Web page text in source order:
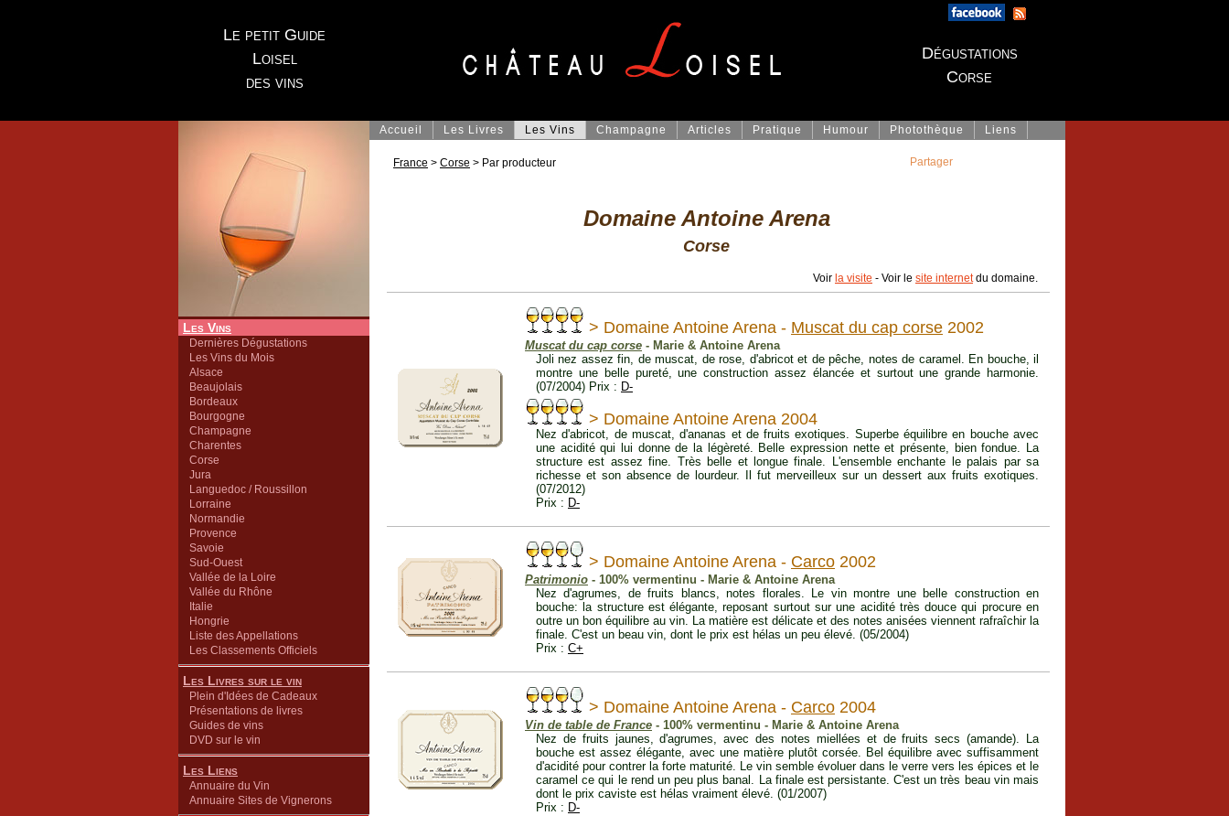
Le petit Guide
Loisel
des vins
Dégustations
Corse
Les Vins
Dernières Dégustations
Les Vins du Mois
Alsace
Beaujolais
Bordeaux
Bourgogne
Champagne
Charentes
Corse
Jura
Languedoc / Roussillon
Lorraine
Normandie
Provence
Savoie
Sud-Ouest
Vallée de la Loire
Vallée du Rhône
Italie
Hongrie
Liste des Appellations
Les Classements Officiels
Les Livres sur le vin
Plein d'Idées de Cadeaux
Présentations de livres
Guides de vins
DVD sur le vin
Les Liens
Annuaire du Vin
Annuaire Sites de Vignerons
Accueil Les Livres Les Vins Champagne Articles Pratique Humour Photothèque Liens
France > Corse > Par producteur
Domaine Antoine Arena
Corse
Voir la visite - Voir le site internetdu domaine.
> Domaine Antoine Arena - Muscat du cap corse 2002
Muscat du cap corse - Marie & Antoine Arena
Joli nez assez fin, de muscat, de rose, d'abricot et de pêche, notes de caramel. En bouche, il
montre une belle pureté, une construction assez élancée et surtout une grande harmonie.
(07/2004) Prix : D-
> Domaine Antoine Arena 2004
Nez d'abricot, de muscat, d'ananas et de fruits exotiques. Superbe équilibre en bouche avec
une acidité qui lui donne de la légèreté. Belle expression nette et présente, bien fondue. La
structure est assez fine. Très belle et longue finale. L'ensemble enchante le palais par sa
richesse et son absence de lourdeur. Il fut merveilleux sur un dessert aux fruits exotiques.
(07/2012)
Prix : D-
> Domaine Antoine Arena - Carco 2002
Patrimonio - 100% vermentinu - Marie & Antoine Arena
Nez d'agrumes, de fruits blancs, notes florales. Le vin montre une belle construction en
bouche: la structure est élégante, reposant surtout sur une acidité très douce qui procure en
outre un bon équilibre au vin. La matière est délicate et des notes anisées viennent rafraîchir la
finale. C'est un beau vin, dont le prix est hélas un peu élevé. (05/2004)
Prix : C+
> Domaine Antoine Arena - Carco 2004
Vin de table de France - 100% vermentinu - Marie & Antoine Arena
Nez de fruits jaunes, d'agrumes, avec des notes miellées et de fruits secs (amande). La
bouche est assez élégante, avec une matière plutôt corsée. Bel équilibre avec suffisamment
d'acidité pour contrer la forte maturité. Le vin semble évoluer dans le verre vers les épices et le
caramel ce qui le rend un peu plus banal. La finale est persistante. C'est un très beau vin mais
dont le prix caviste est hélas vraiment élevé. (01/2007)
Prix : D-
Partager